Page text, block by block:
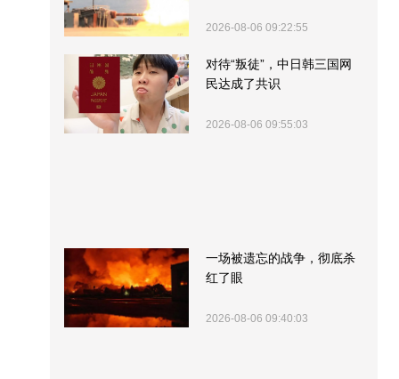
2026-08-06 09:22:55
对待“叛徒”，中日韩三国网
民达成了共识
2026-08-06 09:55:03
一场被遗忘的战争，彻底杀
红了眼
2026-08-06 09:40:03